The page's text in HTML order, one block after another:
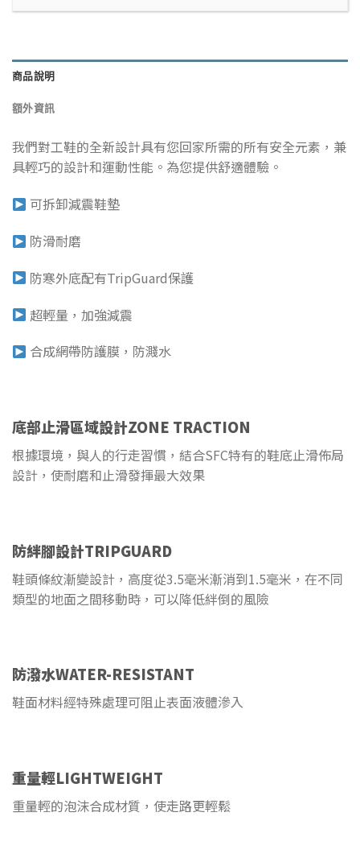
商品說明
額外資訊
我們對工鞋的全新設計具有您回家所需的所有安全元素，兼
具輕巧的設計和運動性能。為您提供舒適體驗。
可拆卸減震鞋墊
防滑耐磨
防寒外底配有TripGuard保護
超輕量，加強減震
合成網帶防護膜，防濺水
底部止滑區域設計ZONE TRACTION
根據環境，與人的行走習慣，結合SFC特有的鞋底止滑佈局
設計，使耐磨和止滑發揮最大效果
防絆腳設計TRIPGUARD
鞋頭條紋漸變設計，高度從3.5毫米漸消到1.5毫米，在不同
類型的地面之間移動時，可以降低絆倒的風險
防潑水WATER-RESISTANT
鞋面材料經特殊處理可阻止表面液體滲入
重量輕LIGHTWEIGHT
重量輕的泡沫合成材質，使走路更輕鬆